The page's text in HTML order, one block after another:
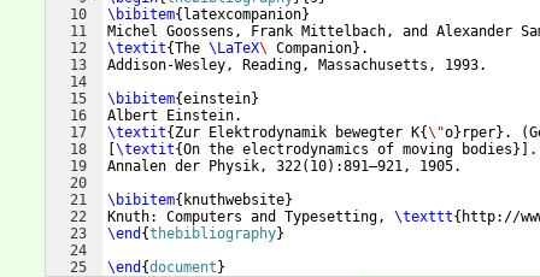
10
11
12
13
14
15
16
17
18
19
20
21
22
23
24
25
\bibitem{ latexcompanion}
Michel Goossens, Frank Mittelbach, and Alexander
\textit{The \LaTeX\ Companion} .
Addison-Wesley, Reading, Massachusetts, 1993.
\bibitem{einstein}
Albert Einstein.
\textit{ Zur Elektrodynamik bewegter K{\"o} rper} . (
\textit{On the electrodynamics of moving bodies }]
Annalen der Physik, 322( 10) :891–921, 1905.
\bibitem{ knuthwebsite}
Knuth: Computers and Typesetting, \texttt{ http://
\end {thebibliography}
\end {document }